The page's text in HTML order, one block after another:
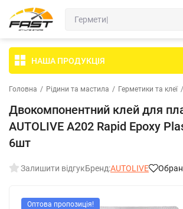
НАША ПРОДУКЦІЯ
Головна / Рідини та мастила / Герметики та клеї /
Двокомпонентний клей для
AUTOLIVE A202 Rapid Epoxy
6шт
Залишити відгукБренд:AUTOLIVE
Оптова пропозиція!